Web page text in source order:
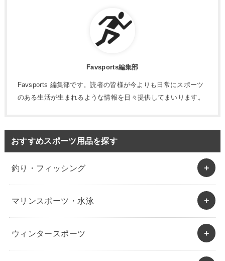
Favsports編集部
Favsports 編集部です。読者の皆様が今よりも日常にスポーツ
のある生活が生まれるような情報を日々提供してまいります。
おすすめスポーツ用品を探す
釣り・フィッシング
マリンスポーツ・水泳
ウィンタースポーツ